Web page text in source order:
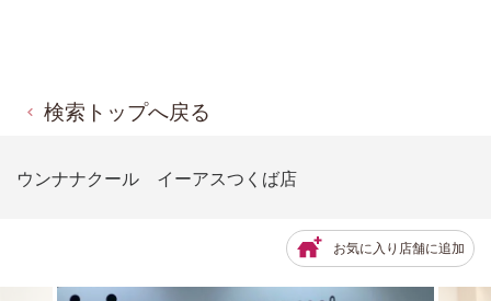
検索トップへ戻る
ウンナナクール イーアスつくば店
お気に入り店舗に追加